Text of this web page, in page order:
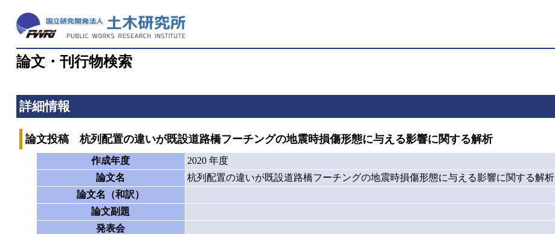
論文・刊行物検索
詳細情報
論文投稿 杭列配置の違いが既設道路橋フーチングの地震時損傷形態に与える影響に関する解析
作成年度
2020 年度
論文名
杭列配置の違いが既設道路橋フーチングの地震時損傷形態に与える影響に関する解析
論文名（和訳）
論文副題
発表会